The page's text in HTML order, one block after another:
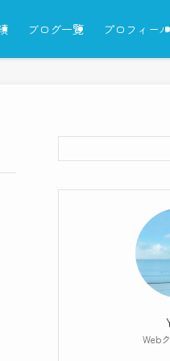
ブログ一覧 プロフィール
Web